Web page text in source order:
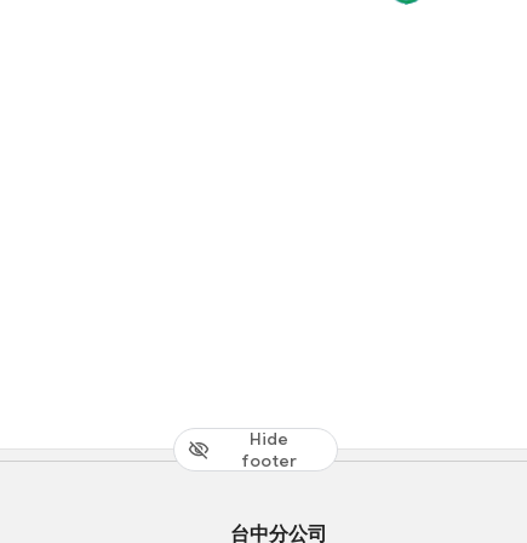
Hide
footer
台中分公司